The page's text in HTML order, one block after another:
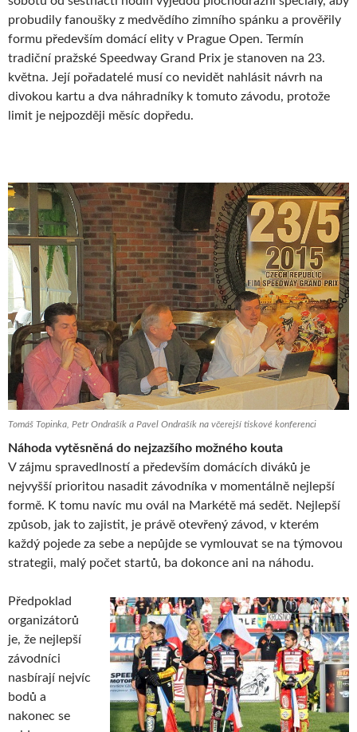
probudily fanoušky z medvědího zimního spánku a prověřily
formu především domácí elity v Prague Open. Termín
tradiční pražské Speedway Grand Prix je stanoven na 23.
května. Její pořadatelé musí co nevidět nahlásit návrh na
divokou kartu a dva náhradníky k tomuto závodu, protože
limit je nejpozději měsíc dopředu.
Tomáš Topinka, Petr Ondrašík a Pavel Ondrašík na včerejší tiskové konferenci
Náhoda vytěsněná do nejzazšího možného kouta
V zájmu spravedlností a především domácích diváků je
nejvyšší prioritou nasadit závodníka v momentálně nejlepší
formě. K tomu navíc mu ovál na Markétě má sedět. Nejlepší
způsob, jak to zajistit, je právě otevřený závod, v kterém
každý pojede za sebe a nepůjde se vymlouvat se na týmovou
strategii, malý počet startů, ba dokonce ani na náhodu.
Předpoklad
organizátorů
je, že nejlepší
závodníci
nasbírají nejvíc
bodů a
nakonec se